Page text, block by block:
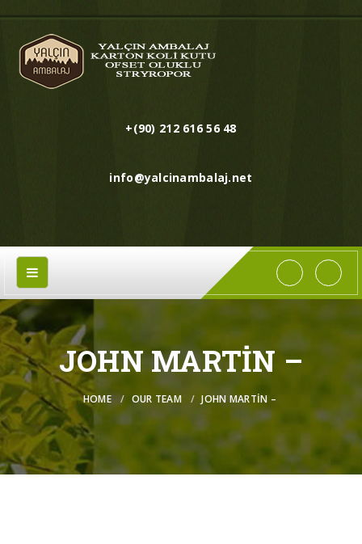
+(90) 212 616 56 48
info@yalcinambalaj.net
JOHN MARTIN –
HOME OUR TEAM JOHN MARTIN –